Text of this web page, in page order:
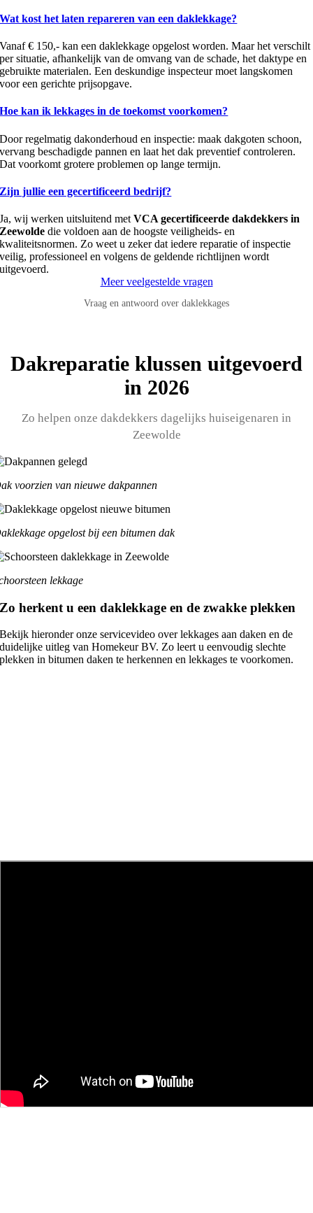
Wat kost het laten repareren van een daklekkage?
Vanaf € 150,- kan een daklekkage opgelost worden. Maar het verschilt
per situatie, afhankelijk van de omvang van de schade, het daktype en
gebruikte materialen. Een deskundige inspecteur moet langskomen
voor een gerichte prijsopgave.
Hoe kan ik lekkages in de toekomst voorkomen?
Door regelmatig dakonderhoud en inspectie: maak dakgoten schoon,
vervang beschadigde pannen en laat het dak preventief controleren.
Dat voorkomt grotere problemen op lange termijn.
Zijn jullie een gecertificeerd bedrijf?
Ja, wij werken uitsluitend metVCA gecertificeerde dakdekkers in
Zeewolde die voldoen aan de hoogste veiligheids- en
kwaliteitsnormen. Zo weet u zeker dat iedere reparatie of inspectie
veilig, professioneel en volgens de geldende richtlijnen wordt
uitgevoerd.
Meer veelgestelde vragen
Vraag en antwoord over daklekkages
Dakreparatie klussen uitgevoerd
in 2026
Zo helpen onze dakdekkers dagelijks huiseigenaren in
Zeewolde
voorzien van nieuwe dakpannen
opgelost bij een bitumen dak
lekkage
Zo herkent u een daklekkage en de zwakke plekken
Bekijk hieronder onze servicevideo over lekkages aan daken en de
duidelijke uitleg van Homekeur BV. Zo leert u eenvoudig slechte
plekken in bitumen daken te herkennen en lekkages te voorkomen.